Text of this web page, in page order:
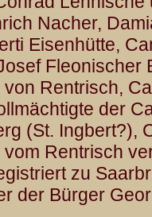
Nacher,
Eisenhütte,
Fleonischer
von Rentrisch,
der
(St. Ingbert?),
vom Rentrisch
zu
der Bürger